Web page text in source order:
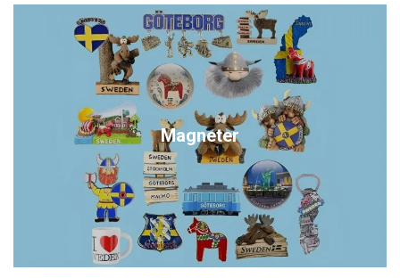
Magneter